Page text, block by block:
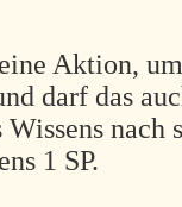
Aktion,
darf das
nach
1 SP.